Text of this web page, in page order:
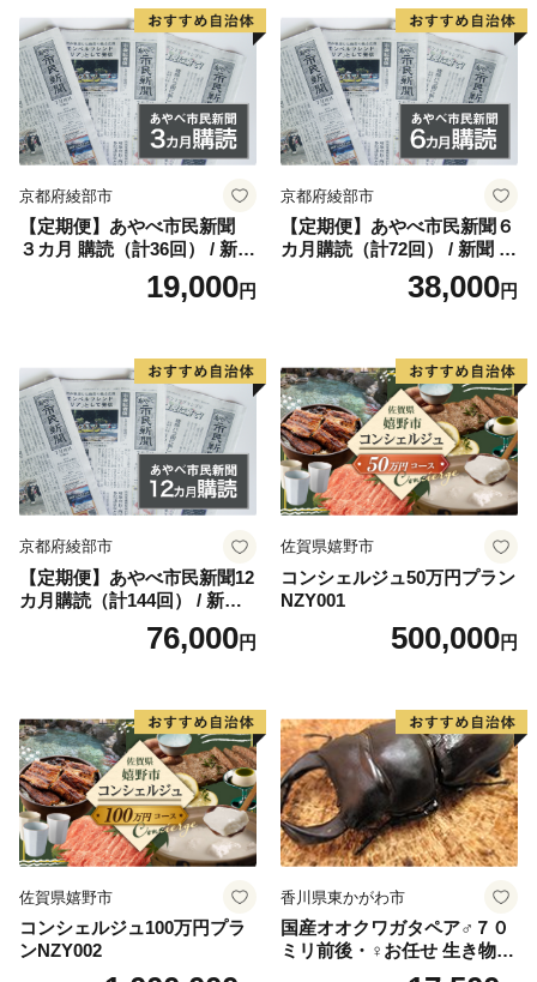
合、お礼の品の再送はいたしません。あらかじめご了承
ください。
・令和7年4月1日から葛城市のふるさと納税相談窓口が
以下の連絡先に変更になりました。お手数ですが、ご質
問、ご相談等ございましたら下記連絡先までご連絡いた
だきますようお願いいたします。
【連絡先】
名称：葛城市ふるさと係
TEL：0120-139-725
受付時間 9：00~17：00（土・日、祝祭日を除く）
【寄附受納証およびワンストップ特例申請書について】
入金確認後1～2週間程度でお届けします。
返送先住所：〒646-0032 和歌山県田辺市下屋敷町35-2
葛城市ふるさと納税担当(委託先:株式会社
じゃばらいず北山) 宛
ュー 宮崎県 産 送料無料
京都府綾部市
【定期便】あやべ市民新聞
３カ月 購読（計36回） / 新聞
情報誌 定期購読 綾部市 / 株
式会社あやべ市民新聞社［B
19,000円
京都府綾部市
【定期便】あやべ市民新聞６
カ月購読（計72回） / 新聞 情
報誌 定期購読 綾部市 / 株式
会社あやべ市民新聞社［BSC
38,000円
京都府綾部市
【定期便】あやべ市民新聞12
カ月購読（計144回） / 新聞
情報誌 定期購読 綾部市 / 株
式会社あやべ市民新聞社［B
76,000円
佐賀県嬉野市
コンシェルジュ50万円プラン
NZY001
500,000円
佐賀県嬉野市
コンシェルジュ100万円プラ
ンNZY002
香川県東かがわ市
国産オオクワガタペア♂７０
ミリ前後・♀お任せ 生き物生